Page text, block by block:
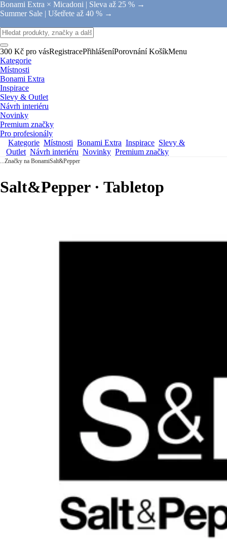
Bonami Extra × Micadoni | Sleva až 25 % →
Summer Sale | Ušetřete až 40 % →
300 Kč pro vásRegistracePřihlášeníPorovnání KošíkMenu
Kategorie
Místnosti
Bonami Extra
Inspirace
Slevy & Outlet
Návrh interiéru
Novinky
Premium značky
Pro profesionály
Kategorie Místnosti Bonami Extra Inspirace Slevy &
Outlet Návrh interiéru Novinky Premium značky
...Značky na BonamiSalt&Pepper
Salt&Pepper · Tabletop